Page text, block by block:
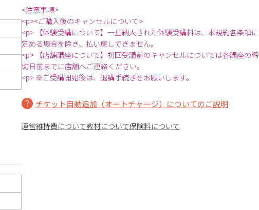
<注意事項>
<p><ご購入後のキャンセルについて>
<p> 【体験受講について】一旦納入された体験受講料は、本規約各条項に
定める場合を除き、払い戻しできません。
<p> 【店舗講座について】初回受講前のキャンセルについては各講座の締
切日前までに店舗へご連絡ください。
<p> ※ご受講開始後は、退講手続きをお願いします。
チケット自動追加（オートチャージ）についてのご説明
運営維持費について教材について保険料について